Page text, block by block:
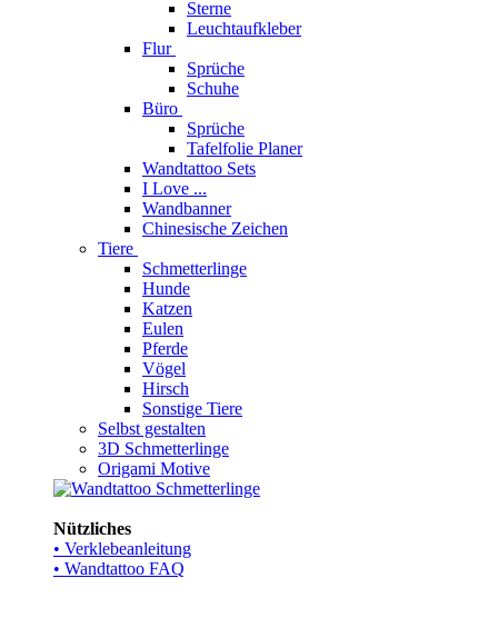
Sterne
Leuchtaufkleber
Flur
Sprüche
Schuhe
Büro
Sprüche
Tafelfolie Planer
Wandtattoo Sets
I Love ...
Wandbanner
Chinesische Zeichen
Tiere
Schmetterlinge
Hunde
Katzen
Eulen
Pferde
Vögel
Hirsch
Sonstige Tiere
Selbst gestalten
3D Schmetterlinge
Origami Motive
Nützliches
• Verklebeanleitung
• Wandtattoo FAQ